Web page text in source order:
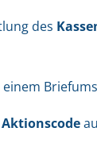
des
Aktionscode